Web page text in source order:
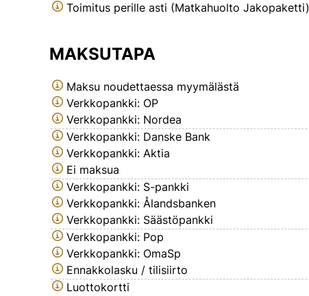
Toimitus perille asti (Matkahuolto Jakopaketti)
MAKSUTAPA
Maksu noudettaessa myymälästä
Verkkopankki: OP
Verkkopankki: Nordea
Verkkopankki: Danske Bank
Verkkopankki: Aktia
Ei maksua
Verkkopankki: S-pankki
Verkkopankki: Ålandsbanken
Verkkopankki: Säästöpankki
Verkkopankki: Pop
Verkkopankki: OmaSp
Ennakkolasku / tilisiirto
Luottokortti